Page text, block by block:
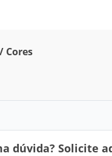
Cores
dúvida? Solicite